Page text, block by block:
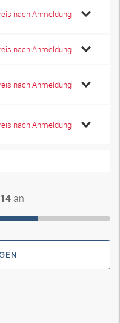
nach Anmeldung
nach Anmeldung
nach Anmeldung
nach Anmeldung
14 an